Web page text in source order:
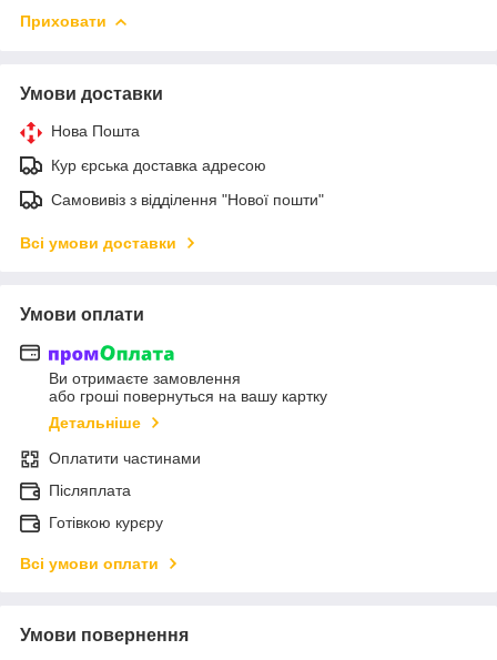
Приховати
Умови доставки
Нова Пошта
Кур єрська доставка адресою
Самовивіз з відділення "Нової пошти"
Всі умови доставки
Умови оплати
Ви отримаєте замовлення
або гроші повернуться на вашу картку
Детальніше
Оплатити частинами
Післяплата
Готівкою курєру
Всі умови оплати
Умови повернення